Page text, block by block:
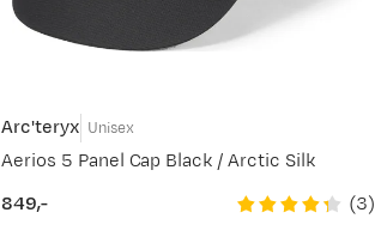
Arc'teryx Unisex
Aerios 5 Panel Cap Black / Arctic Silk
price
849,- (3)